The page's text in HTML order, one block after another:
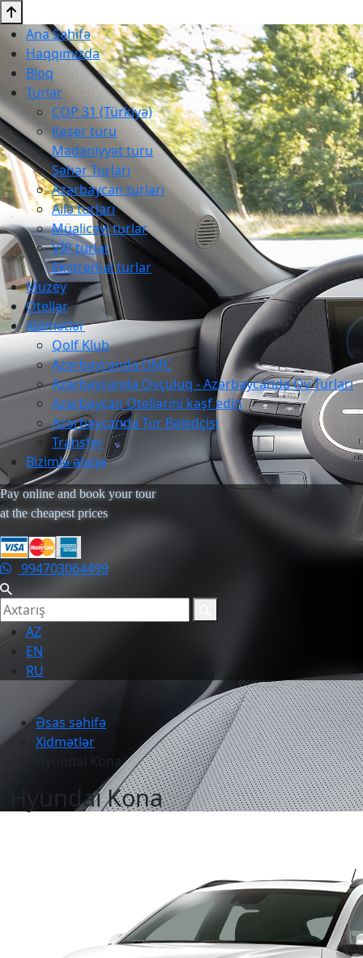
Ana Səhifə
Haqqımızda
Bloq
Turlar
COP 31 (Türkiyə)
Keşer turu
Mədəniyyət turu
Şəhər Turları
Azərbaycan turları
Ailə turları
Müalicəvi turlar
VİP turlar
Ekstremal turlar
Muzey
Otellər
Xidmətlər
Qolf Klub
Azərbaycanda DMC
Azərbaycanda Ovçuluq - Azərbaycanda Ov Turları
Azərbaycan Otellərini kəşf edin
Azərbaycanda Tur Bələdçisi
Transfer
Bizimlə əlaqə
Pay online and book your tour
at the cheapest prices
994703064499
AZ
EN
RU
Əsas səhifə
Xidmətlər
Hyundai Kona
Hyundai Kona